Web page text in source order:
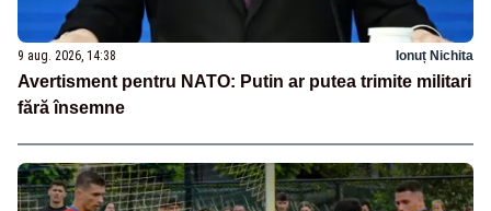
9 aug. 2026, 14:38 Ionuț Nichita
Avertisment pentru NATO: Putin ar putea trimite militari
fără însemne